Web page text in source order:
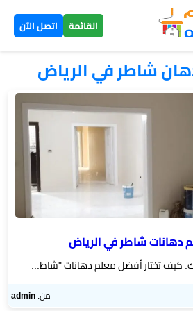
القائمة اتصل الآن
شاطر في الرياض
دهانات شاطر في الرياض
كيف تختار أفضل معلم دهانات "شاط...
من:admin